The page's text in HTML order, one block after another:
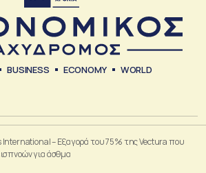
BUSINESS ECONOMY WORLD
– Εξαγορά του 75% της Vectura που
για άσθμα